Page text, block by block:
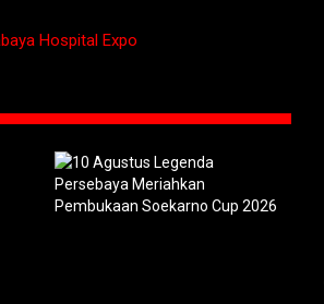
Hospital Expo